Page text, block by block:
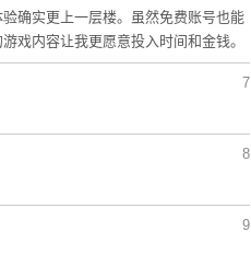
确实更上一层楼。虽然免费账号也能
戏内容让我更愿意投入时间和金钱。
7
8
9